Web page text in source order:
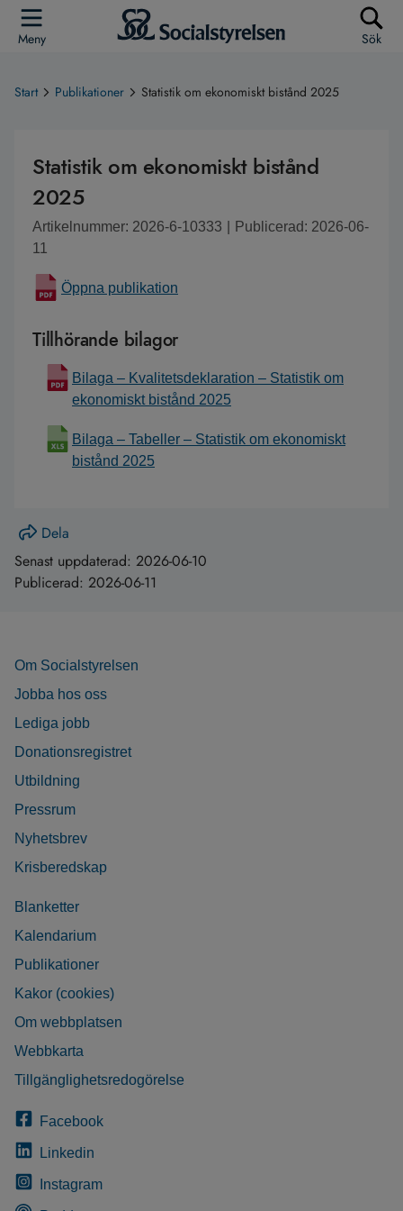
Meny Sök
Start Publikationer Statistik om ekonomiskt bistånd 2025
Statistik om ekonomiskt bistånd
2025
Artikelnummer: 2026-6-10333
Publicerad: 2026-06-
11
Öppna publikation
Tillhörande bilagor
Bilaga – Kvalitetsdeklaration – Statistik om
ekonomiskt bistånd 2025
Bilaga – Tabeller – Statistik om ekonomiskt
bistånd 2025
Dela
Senast uppdaterad: 2026-06-10
Publicerad: 2026-06-11
Om Socialstyrelsen
Jobba hos oss
Lediga jobb
Donationsregistret
Utbildning
Pressrum
Nyhetsbrev
Krisberedskap
Blanketter
Kalendarium
Publikationer
Kakor (cookies)
Om webbplatsen
Webbkarta
Tillgänglighetsredogörelse
Facebook
Linkedin
Instagram